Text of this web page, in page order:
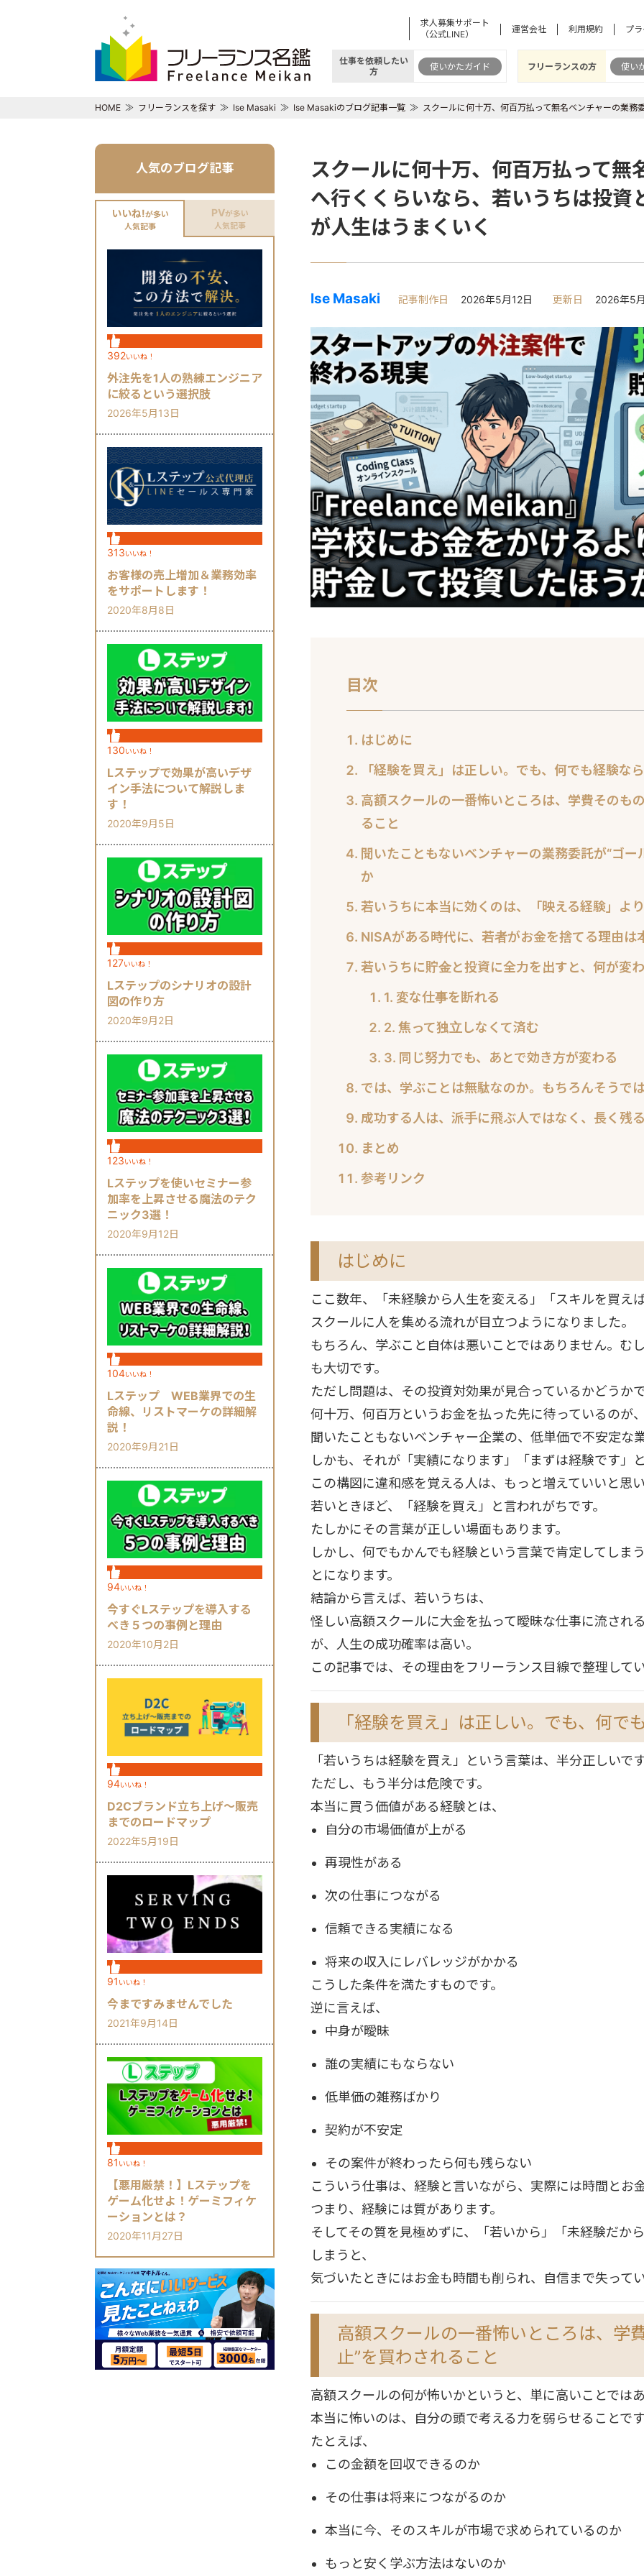
求人募集サポート
（公式LINE）
運営会社 利用規約 プ
仕事を依頼したい
方
使いかたガイド フリーランスの方 使い
HOME フリーランスを探す Ise Masaki Ise Masakiのブログ記事一覧 スクールに何十万、何百万払って無名ベンチャーの業務
人気のブログ記事
いいね!が多い
人気記事
PVが多い
人気記事
392いいね！
外注先を1人の熟練エンジニア
に絞るという選択肢
2026年5月13日
313いいね！
お客様の売上増加＆業務効率
をサポートします！
2020年8月8日
130いいね！
Lステップで効果が高いデザ
イン手法について解説しま
す！
2020年9月5日
127いいね！
Lステップのシナリオの設計
図の作り方
2020年9月2日
123いいね！
Lステップを使いセミナー参
加率を上昇させる魔法のテク
ニック3選！
2020年9月12日
104いいね！
Lステップ WEB業界での生
命線、リストマーケの詳細解
説！
2020年9月21日
94いいね！
今すぐLステップを導入する
べき５つの事例と理由
2020年10月2日
94いいね！
D2Cブランド立ち上げ～販売
までのロードマップ
2022年5月19日
91 いいね！
今まですみませんでした
2021年9月14日
81 いいね！
【悪用厳禁！】Lステップを
ゲーム化せよ！ゲーミフィケ
ーションとは？
2020年11月27日
スクールに何十万、何百万払って無
へ行くくらいなら、若いうちは投資
が人生はうまくいく
Ise Masaki 記事制作日 2026年5月12日 更新日 2026年5
目次
はじめに
「経験を買え」は正しい。でも、何でも経験な
高額スクールの一番怖いところは、学費そのも
ること
聞いたこともないベンチャーの業務委託が“ゴ
か
若いうちに本当に効くのは、「映える経験」よ
NISAがある時代に、若者がお金を捨てる理由は
若いうちに貯金と投資に全力を出すと、何が変
1. 変な仕事を断れる
2. 焦って独立しなくて済む
3. 同じ努力でも、あとで効き方が変わる
では、学ぶことは無駄なのか。もちろんそうで
成功する人は、派手に飛ぶ人ではなく、長く残
まとめ
参考リンク
はじめに
ここ数年、「未経験から人生を変える」「スキルを買え
スクールに人を集める流れが目立つようになりました。
もちろん、学ぶこと自体は悪いことではありません。む
も大切です。
ただし問題は、その投資対効果が見合っているかどうかで
何十万、何百万というお金を払った先に待っているのが、
聞いたこともないベンチャー企業の、低単価で不安定な
しかも、それが「実績になります」「まずは経験です」
この構図に違和感を覚える人は、もっと増えていいと思い
若いときほど、「経験を買え」と言われがちです。
たしかにその言葉が正しい場面もあります。
しかし、何でもかんでも経験という言葉で肯定してしま
とになります。
結論から言えば、若いうちは、
怪しい高額スクールに大金を払って曖昧な仕事に流され
が、人生の成功確率は高い。
この記事では、その理由をフリーランス目線で整理してい
「経験を買え」は正しい。でも、何で
「若いうちは経験を買え」という言葉は、半分正しいです
ただし、もう半分は危険です。
本当に買う価値がある経験とは、
自分の市場価値が上がる
再現性がある
次の仕事につながる
信頼できる実績になる
将来の収入にレバレッジがかかる
こうした条件を満たすものです。
逆に言えば、
中身が曖昧
誰の実績にもならない
低単価の雑務ばかり
契約が不安定
その案件が終わったら何も残らない
こういう仕事は、経験と言いながら、実際には時間とお
つまり、経験には質があります。
そしてその質を見極めずに、「若いから」「未経験だか
しまうと、
気づいたときにはお金も時間も削られ、自信まで失って
高額スクールの一番怖いところは、学
止”を買わされること
高額スクールの何が怖いかというと、単に高いことではあ
本当に怖いのは、自分の頭で考える力を弱らせることです
たとえば、
この金額を回収できるのか
その仕事は将来につながるのか
本当に今、そのスキルが市場で求められているのか
もっと安く学ぶ方法はないのか